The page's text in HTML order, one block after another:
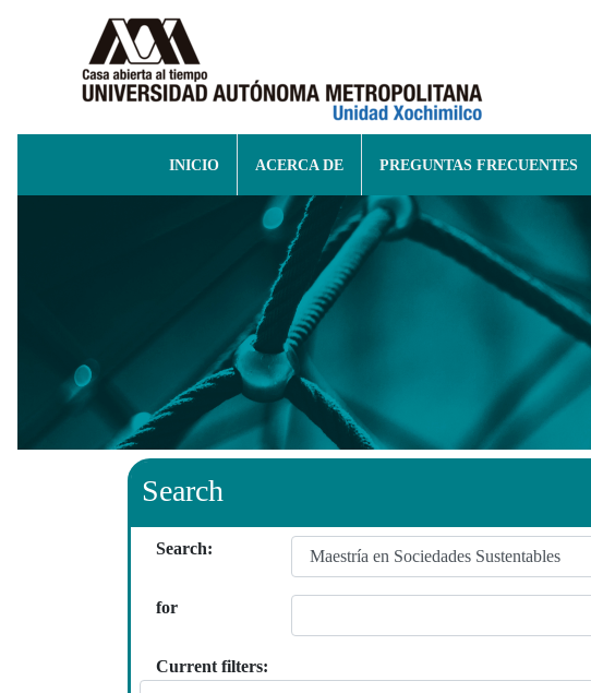
INICIO ACERCA DE PREGUNTAS FRECUENTES
Search
Search:
for
Current filters: